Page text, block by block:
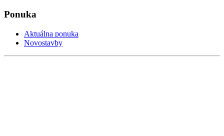
Ponuka
Aktuálna ponuka
Novostavby